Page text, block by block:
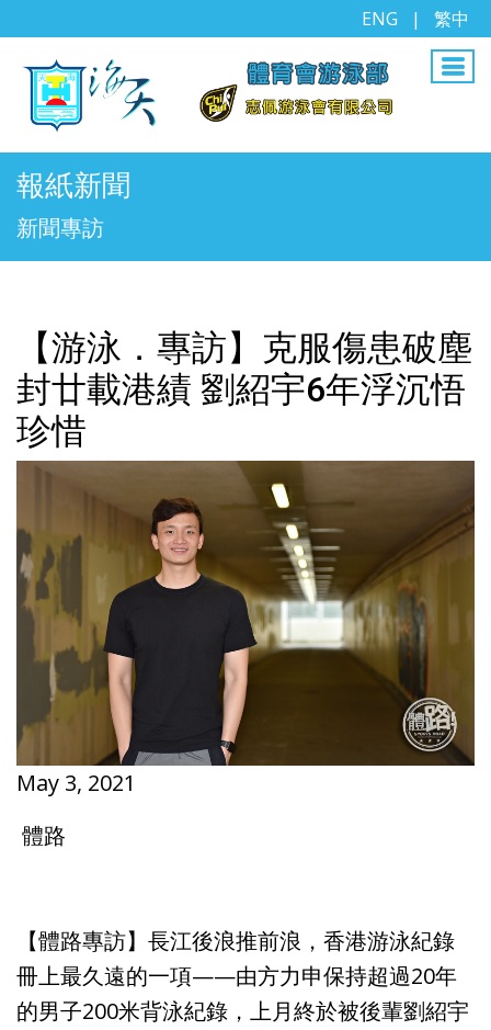
ENG | 繁中
報紙新聞
新聞專訪
【游泳．專訪】克服傷患破塵
封廿載港績 劉紹宇6年浮沉悟
珍惜
May 3, 2021
體路
【體路專訪】長江後浪推前浪，香港游泳紀錄
冊上最久遠的一項——由方力申保持超過20年
的男子200米背泳紀錄，上月終於被後輩劉紹宇